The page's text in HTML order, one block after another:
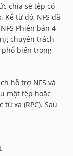
chia sẻ tệp có
từ đó, NFS đã
Phiên bản 4
chuyên trách
phổ biến trong
hỗ trợ NFS và
một tệp hoặc
xa (RPC). Sau